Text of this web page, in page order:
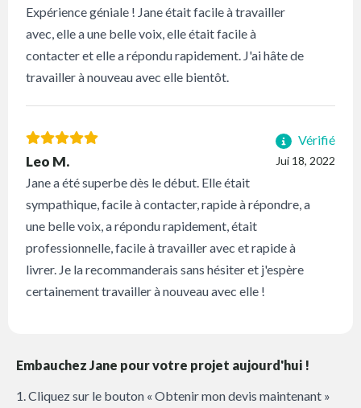
Expérience géniale ! Jane était facile à travailler
avec, elle a une belle voix, elle était facile à
contacter et elle a répondu rapidement. J'ai hâte de
travailler à nouveau avec elle bientôt.
Vérifié
Jui 18, 2022
Leo M.
Jane a été superbe dès le début. Elle était
sympathique, facile à contacter, rapide à répondre, a
une belle voix, a répondu rapidement, était
professionnelle, facile à travailler avec et rapide à
livrer. Je la recommanderais sans hésiter et j'espère
certainement travailler à nouveau avec elle !
Embauchez Jane pour votre projet aujourd'hui !
1. Cliquez sur le bouton « Obtenir mon devis maintenant »